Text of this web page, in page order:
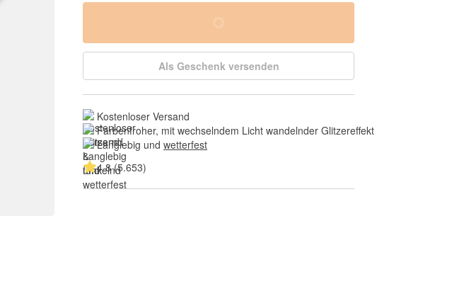
Als Geschenk versenden
Kostenloser Versand
Farbenfroher, mit wechselndem Licht wandelnder Glitzereffekt
Langlebig und wetterfest
4.8 (5.653)